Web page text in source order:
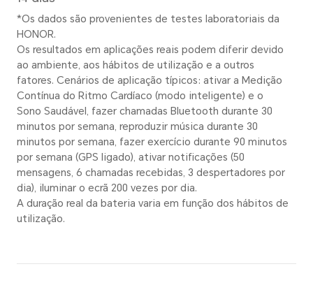
Porta de carregamento
Porta de carregamento
magnéticos